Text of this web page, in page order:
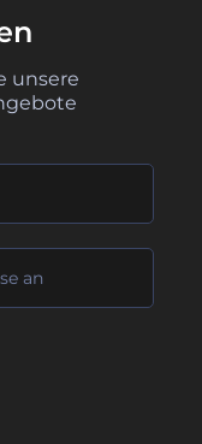
unsere